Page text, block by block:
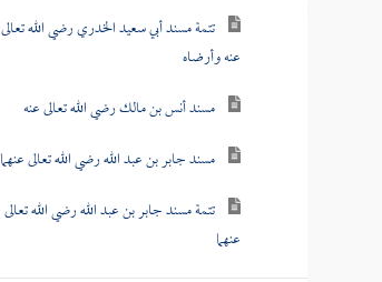
تتمة مسند أبي سعيد الخدري رضي الله تعالى
عنه وأرضاه
مسند أنس بن مالك رضي الله تعالى عنه
مسند جابر بن عبد الله رضي الله تعالى عنهما
تتمة مسند جابر بن عبد الله رضي الله تعالى
عنهما